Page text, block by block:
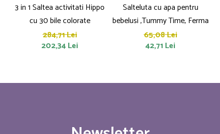
3 in 1 Saltea activitati Hippo
cu 30 bile colorate
284,71 Lei
202,34 Lei
Salteluta cu apa pentru
bebelusi ,Tummy Time, Ferma
65,08 Lei
42,71 Lei